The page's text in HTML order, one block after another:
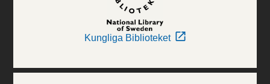
Kungliga Biblioteket